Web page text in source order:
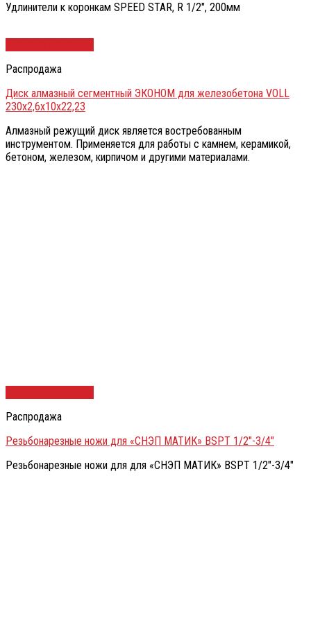
Удлинители к коронкам SPEED STAR, R 1/2″, 200мм
Распродажа
Диск алмазный сегментный ЭКОНОМ для железобетона VOLL
230х2,6х10х22,23
Алмазный режущий диск является востребованным
инструментом. Применяется для работы с камнем, керамикой,
бетоном, железом, кирпичом и другими материалами.
Распродажа
Резьбонарезные ножи для «СНЭП МАТИК» BSPT 1/2″-3/4″
Резьбонарезные ножи для для «СНЭП МАТИК» BSPT 1/2″-3/4″